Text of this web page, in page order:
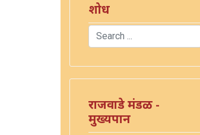
शोध
Search
राजवाडे मंडळ -
मुख्यपान